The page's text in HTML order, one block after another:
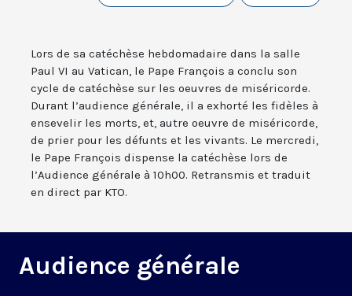
Lors de sa catéchèse hebdomadaire dans la salle
Paul VI au Vatican, le Pape François a conclu son
cycle de catéchèse sur les oeuvres de miséricorde.
Durant l’audience générale, il a exhorté les fidèles à
ensevelir les morts, et, autre oeuvre de miséricorde,
de prier pour les défunts et les vivants. Le mercredi,
le Pape François dispense la catéchèse lors de
l’Audience générale à 10h00. Retransmis et traduit
en direct par KTO.
Audience générale